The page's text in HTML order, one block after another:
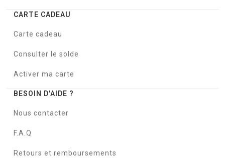
CARTE CADEAU
Carte cadeau
Consulter le solde
Activer ma carte
BESOIN D'AIDE ?
Nous contacter
F.A.Q
Retours et remboursements